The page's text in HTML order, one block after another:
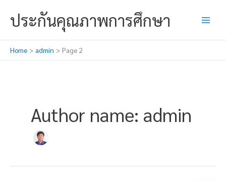
content
ประกันคุณภาพการศึกษา
Home admin Page 2
Author name: admin